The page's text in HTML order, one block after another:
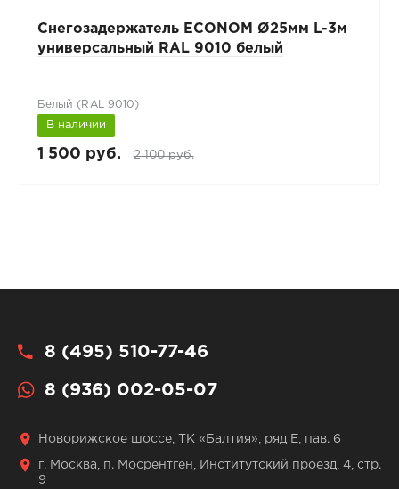
Снегозадержатель ECONOM Ø25мм L-3м
универсальный RAL 9010 белый
Белый (RAL 9010)
В наличии
1 500 руб. 2 100 руб.
8 (495) 510-77-46
8 (936) 002-05-07
Новорижское шоссе, ТК «Балтия», ряд Е, пав. 6
г. Москва, п. Мосрентген, Институтский проезд, 4, стр.
9